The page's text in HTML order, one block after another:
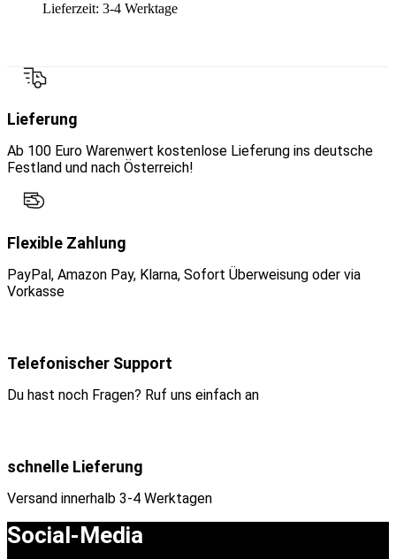
Lieferzeit: 3-4 Werktage
Lieferung
Ab 100 Euro Warenwert kostenlose Lieferung ins deutsche
Festland und nach Österreich!
Flexible Zahlung
PayPal, Amazon Pay, Klarna, Sofort Überweisung oder via
Vorkasse
Telefonischer Support
Du hast noch Fragen? Ruf uns einfach an
schnelle Lieferung
Versand innerhalb 3-4 Werktagen
Social-Media